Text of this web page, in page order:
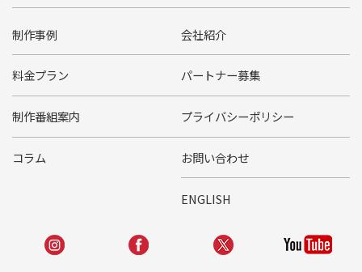
制作事例
料金プラン
制作番組案内
コラム
会社紹介
パートナー募集
プライバシーポリシー
お問い合わせ
ENGLISH